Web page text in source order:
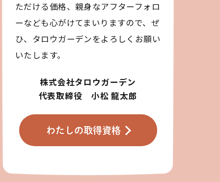
ただける価格、親身なアフターフォロ
ーなども心がけてまいりますので、ぜ
ひ、タロウガーデンをよろしくお願い
いたします。
株式会社タロウガーデン
代表取締役 小松 龍太郎
わたしの取得資格